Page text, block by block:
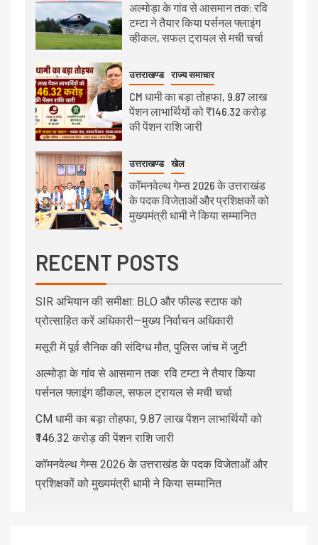
अल्मोड़ा के गांव से आसमान तक: रवि
टम्टा ने तैयार किया पर्सनल फ्लाइंग
व्हीकल, सफल ट्रायल से मची चर्चा
उत्तराखण्ड राज्य समाचार
CM धामी का बड़ा तोहफा, 9.87 लाख
पेंशन लाभार्थियों को ₹146.32 करोड़
की पेंशन राशि जारी
उत्तराखण्ड खेल
कॉमनवेल्थ गेम्स 2026 के उत्तराखंड
के पदक विजेताओं और प्रशिक्षकों को
मुख्यमंत्री धामी ने किया सम्मानित
RECENT POSTS
SIR अभियान की समीक्षा: BLO और फील्ड स्टाफ को
प्रोत्साहित करें अधिकारी—मुख्य निर्वाचन अधिकारी
मसूरी में पूर्व सैनिक की संदिग्ध मौत, पुलिस जांच में जुटी
अल्मोड़ा के गांव से आसमान तक: रवि टम्टा ने तैयार किया
पर्सनल फ्लाइंग व्हीकल, सफल ट्रायल से मची चर्चा
CM धामी का बड़ा तोहफा, 9.87 लाख पेंशन लाभार्थियों को
₹146.32 करोड़ की पेंशन राशि जारी
कॉमनवेल्थ गेम्स 2026 के उत्तराखंड के पदक विजेताओं और
प्रशिक्षकों को मुख्यमंत्री धामी ने किया सम्मानित